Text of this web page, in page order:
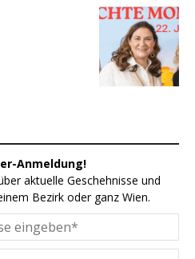
Anmeldung!
aktuelle Geschehnisse und
Bezirk oder ganz Wien.